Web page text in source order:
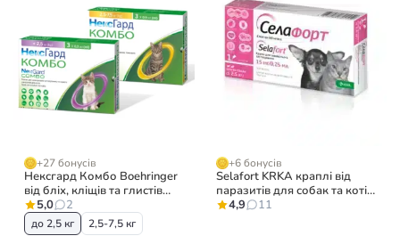
+27 бонусів
Нексгард Комбо Boehringer
від бліх, кліщів та глистів
для котів, 3 піпетки
5,0 2
до 2,5 кг 2,5-7,5 кг
+6 бонусів
Selafort KRKA краплі від
паразитів для собак та котів
до 2.5 кг, 1 піпетка
4,9 11